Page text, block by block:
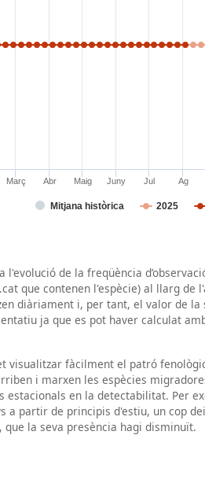
l'evolució de la freqüència
que contenen l'espècie) al llarg de
diàriament i, per tant, el valor de
ja que es pot haver calculat
visualitzar fàcilment el patró
i marxen les espècies
estacionals en la detectabilitat. Per
a partir de principis d'estiu, un cop
que la seva presència hagi disminuït.